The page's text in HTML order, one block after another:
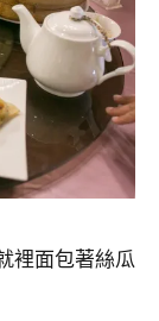
裡面包著絲瓜